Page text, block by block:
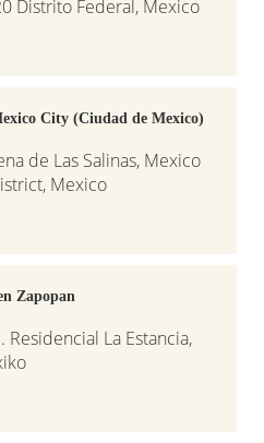
Distrito Federal, Mexico
City (Ciudad de Mexico)
de Las Salinas, Mexico
Mexico
Zapopan
Residencial La Estancia,